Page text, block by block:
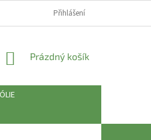
Přihlášení
NÁKUPNÍ
Prázdný košík